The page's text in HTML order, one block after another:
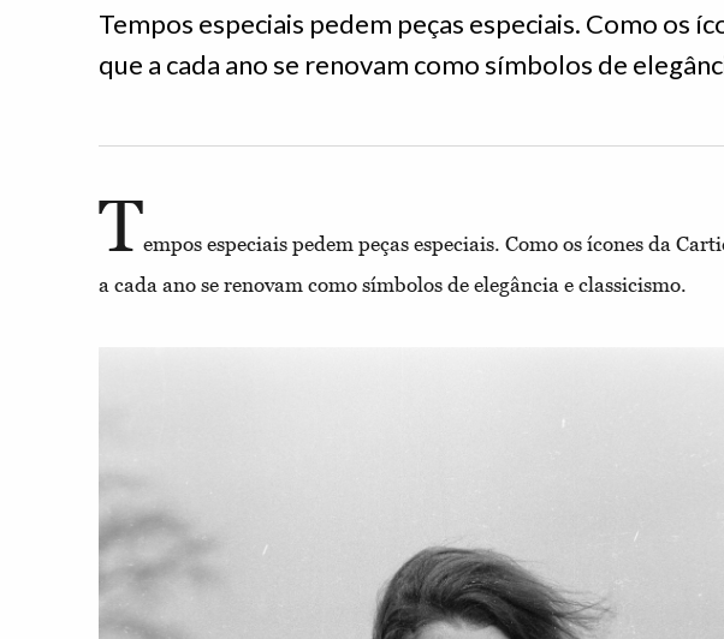
Tempos especiais pedem peças especiais. Como os
que a cada ano se renovam como símbolos de
Tempos especiais pedem peças especiais. Como os ícones da
a cada ano se renovam como símbolos de elegância e classicismo.